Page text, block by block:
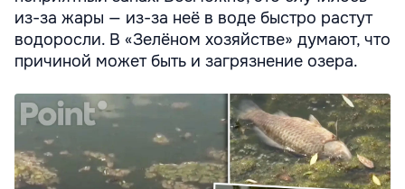
из-за жары — из-за неё в воде быстро растут
водоросли. В «Зелёном хозяйстве» думают, что
причиной может быть и загрязнение озера.